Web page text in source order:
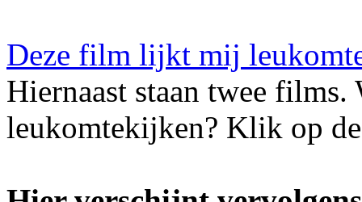
Deze film lijkt mij
Hiernaast staan twee
leukomtekijken? Klik op